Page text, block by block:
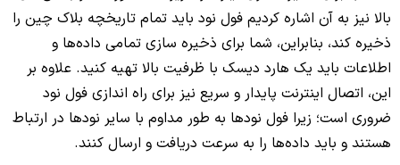
بالا نیز به آن اشاره کردیم فول نود باید تمام تاریخچه بلاک چین را
ذخیره کند، بنابراین، شما برای ذخیره سازی تمامی داده‌ها و
اطلاعات باید یک هارد دیسک با ظرفیت بالا تهیه کنید. علاوه بر
این، اتصال اینترنت پایدار و سریع نیز برای راه اندازی فول نود
ضروری است؛ زیرا فول نودها به طور مداوم با سایر نودها در ارتباط
هستند و باید داده‌ها را به سرعت دریافت و ارسال کنند.